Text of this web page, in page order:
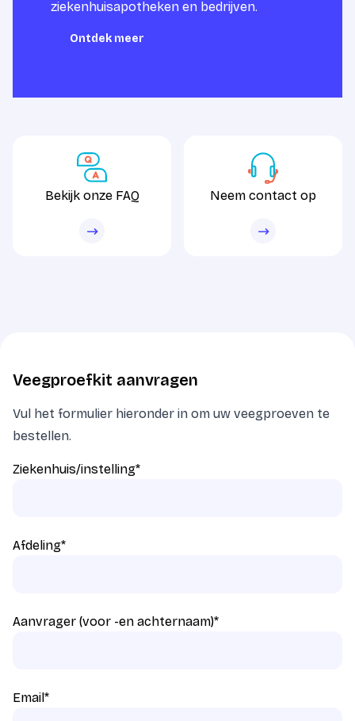
ziekenhuisapotheken en bedrijven.
Ontdek meer
Bekijk onze FAQ Neem contact op
Veegproefkit aanvragen
Vul het formulier hieronder in om uw veegproeven te
bestellen.
Ziekenhuis/instelling*
Afdeling*
Aanvrager (voor -en achternaam)*
Email*